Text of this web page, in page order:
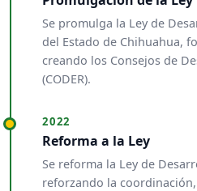
Se promulga la Ley de
del Estado de Chihuahua,
creando los Consejos de
(CODER).
2022
Reforma a la Ley
Se reforma la Ley de
reforzando la